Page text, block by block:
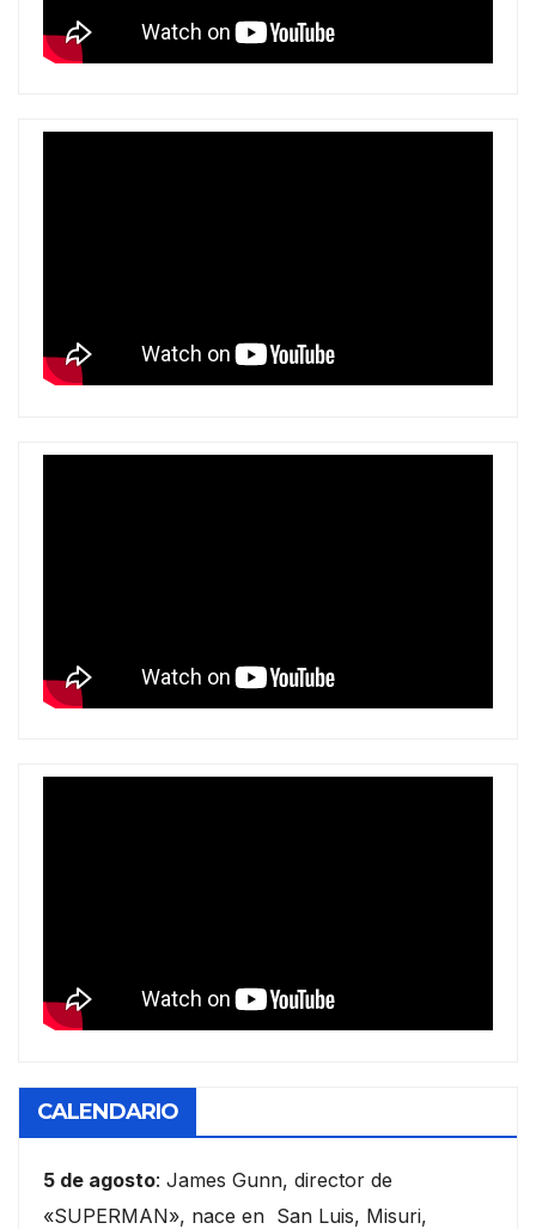
CALENDARIO
5 de agosto: James Gunn, director de
«SUPERMAN», nace en San Luis, Misuri,